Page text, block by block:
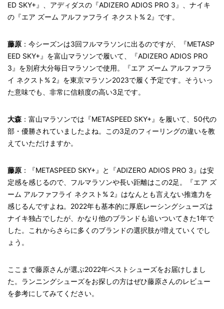
ED SKY+』、アディダスの『ADIZERO ADIOS PRO 3』、ナイキ
の 『エア ズーム アルファフライ ネクスト % 2』です。
藤原 ：今シーズンは3回フルマラソンに出るのですが、『METASP
EED SKY+』を富山マラソンで履いて、『ADIZERO ADIOS PRO
3』を別府大分毎日マラソンで使用。
『エア ズーム アルファフラ
イ ネクスト % 2』を東京マラソン2023で履く予定です。そういっ
た意味でも、非常に信頼度の高い3足です。
大森 ：富山マラソンでは『METASPEED SKY+』を履いて、50代の
部・優勝されていましたよね。この3足のフィーリングの違いを教
えていただけますか。
藤原 ：『METASPEED SKY+』と『ADIZERO ADIOS PRO 3』は安
定感を感じるので、フルマラソンや長い距離はこの2足。
『エア ズ
ーム アルファフライ ネクスト % 2』はなんとも言えない推進力を
感じるんですよね。 2022年も基本的に厚底レーシングシューズは
ナイキ独占でしたが、かなり他のブランドも追いついてきた1年で
した。これからさらに多くのブランドの選択肢が増えていくでし
ょう。
ここまで藤原さんが選ぶ2022年ベストシューズをお届けしまし
た。ランニングシューズをお探しの方はぜひ藤原さんのレビュー
を参考にしてみてください。